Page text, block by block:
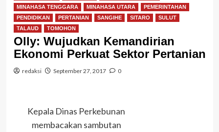
MINAHASA TENGGARA
MINAHASA UTARA
PEMERINTAHAN
PENDIDIKAN
PERTANIAN SANGIHE SITARO
SULUT
TALAUD
TOMOHON
Olly: Wujudkan Kemandirian
Ekonomi Perkuat Sektor Pertanian
redaksi September 27, 2017 0
Kepala Dinas Perkebunan
membacakan sambutan